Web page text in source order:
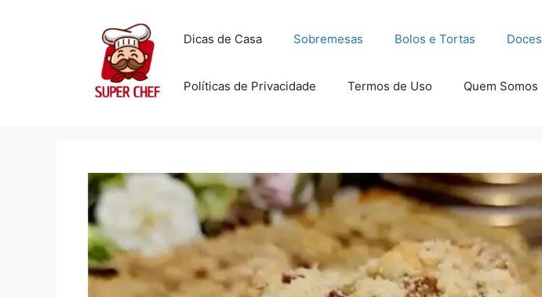
Dicas de Casa Sobremesas Bolos e Tortas Doces
Políticas de Privacidade Termos de Uso Quem Somos